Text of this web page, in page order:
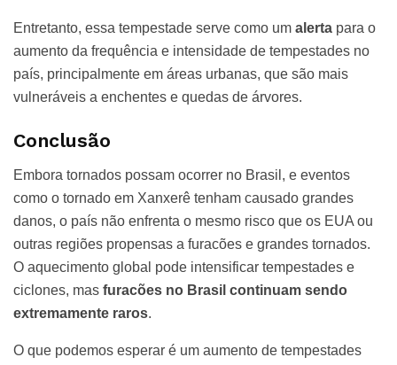
Entretanto, essa tempestade serve como um alerta para o
aumento da frequência e intensidade de tempestades no
país, principalmente em áreas urbanas, que são mais
vulneráveis a enchentes e quedas de árvores.
Conclusão
Embora tornados possam ocorrer no Brasil, e eventos
como o tornado em Xanxerê tenham causado grandes
danos, o país não enfrenta o mesmo risco que os EUA ou
outras regiões propensas a furacões e grandes tornados.
O aquecimento global pode intensificar tempestades e
ciclones, mas furacões no Brasil continuam sendo
extremamente raros.
O que podemos esperar é um aumento de tempestades